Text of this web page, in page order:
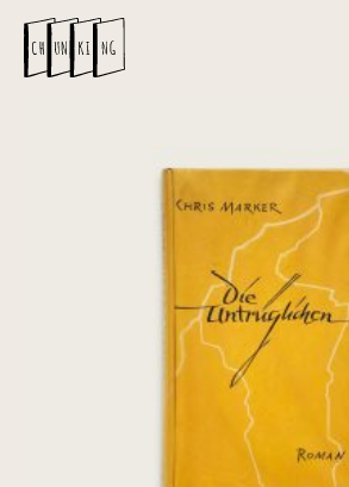
Die Untrüglichen
€325,00